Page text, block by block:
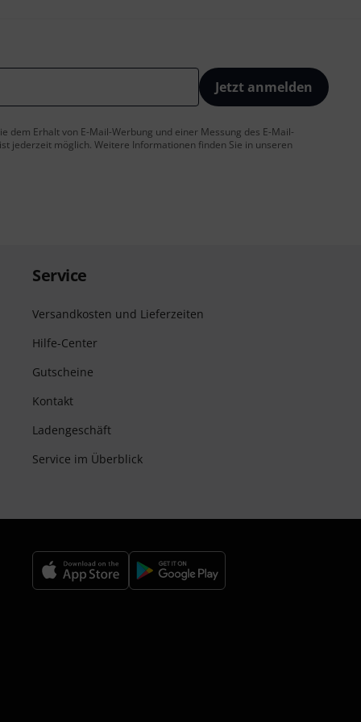
Jetzt anmelden
dem Erhalt von E-Mail-Werbung und einer Messung des E-Mail-
jederzeit möglich. Weitere Informationen finden Sie in unseren
Service
Versandkosten und Lieferzeiten
Hilfe-Center
Gutscheine
Kontakt
Ladengeschäft
Service im Überblick